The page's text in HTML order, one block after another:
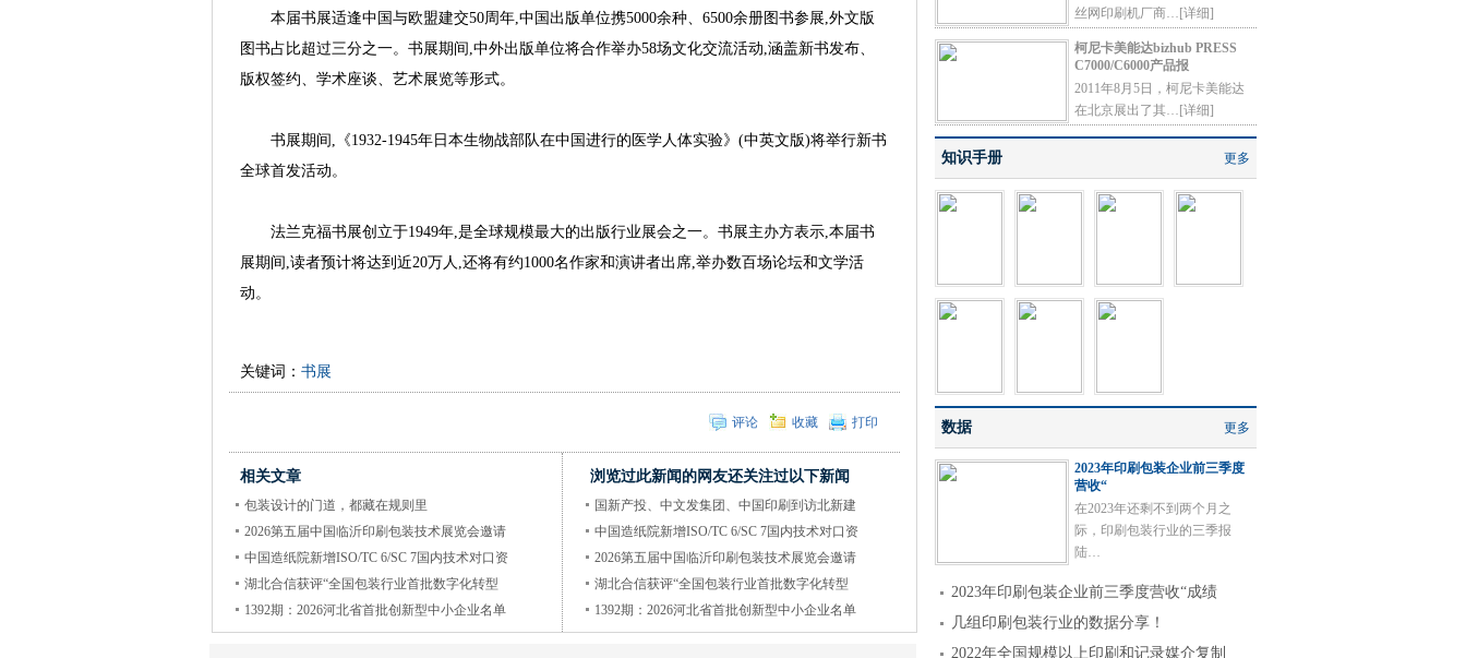
本届书展适逢中国与欧盟建交50周年,中国出版单位携5000余种、6500余册图书参展,外文版
图书占比超过三分之一。书展期间,中外出版单位将合作举办58场文化交流活动,涵盖新书发布、
版权签约、学术座谈、艺术展览等形式。
书展期间,《1932-1945年日本生物战部队在中国进行的医学人体实验》(中英文版)将举行新书
全球首发活动。
法兰克福书展创立于1949年,是全球规模最大的出版行业展会之一。书展主办方表示,本届书
展期间,读者预计将达到近20万人,还将有约1000名作家和演讲者出席,举办数百场论坛和文学活
动。
关键词： 书展
评论 收藏 打印
相关文章
包装设计的门道，都藏在规则里
2026第五届中国临沂印刷包装技术展览会邀请
中国造纸院新增ISO/TC 6/SC 7国内技术对口资
湖北合信获评“全国包装行业首批数字化转型
1392期：2026河北省首批创新型中小企业名单
浏览过此新闻的网友还关注过以下新闻
国新产投、中文发集团、中国印刷到访北新建
中国造纸院新增ISO/TC 6/SC 7国内技术对口资
2026第五届中国临沂印刷包装技术展览会邀请
湖北合信获评“全国包装行业首批数字化转型
1392期：2026河北省首批创新型中小企业名单
丝网印刷机厂商… [详细]
柯尼卡美能达bizhub PRESS
C7000/C6000产品报
2011年8月5日，柯尼卡美能达
在北京展出了其… [详细]
更多
知识手册
更多
数据
2023年印刷包装企业前三季度
营收“
在2023年还剩不到两个月之
际，印刷包装行业的三季报
陆…
2023年印刷包装企业前三季度营收“成绩
几组印刷包装行业的数据分享！
2022年全国规模以上印刷和记录媒介复制